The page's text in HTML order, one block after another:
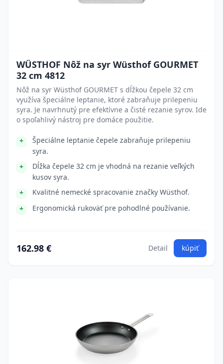
WÜSTHOF Nôž na syr Wüsthof GOURMET
32 cm 4812
Nôž na syr Wüsthof GOURMET s dĺžkou čepele 32 cm
využíva špeciálne leptanie, ktoré zabraňuje prilepeniu
syra. Je navrhnutý pre efektívne a čisté rezanie syrov. Ide
o spoľahlivý nástroj pre domáce použitie.
Špeciálne leptanie čepele zabraňuje prilepeniu
syra.
Dĺžka čepele 32 cm je vhodná na rezanie veľkých
kusov syra.
Kvalitné nemecké spracovanie značky Wüsthof.
Ergonomická rukoväť pre pohodlné používanie.
162.98 € Detail kúpiť